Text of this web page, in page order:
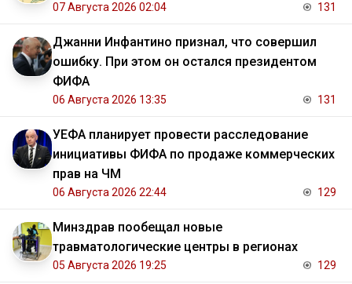
07 Августа 2026 02:04 131
Джанни Инфантино признал, что совершил
ошибку. При этом он остался президентом
ФИФА
06 Августа 2026 13:35 131
УЕФА планирует провести расследование
инициативы ФИФА по продаже коммерческих
прав на ЧМ
06 Августа 2026 22:44 129
Минздрав пообещал новые
травматологические центры в регионах
05 Августа 2026 19:25 129